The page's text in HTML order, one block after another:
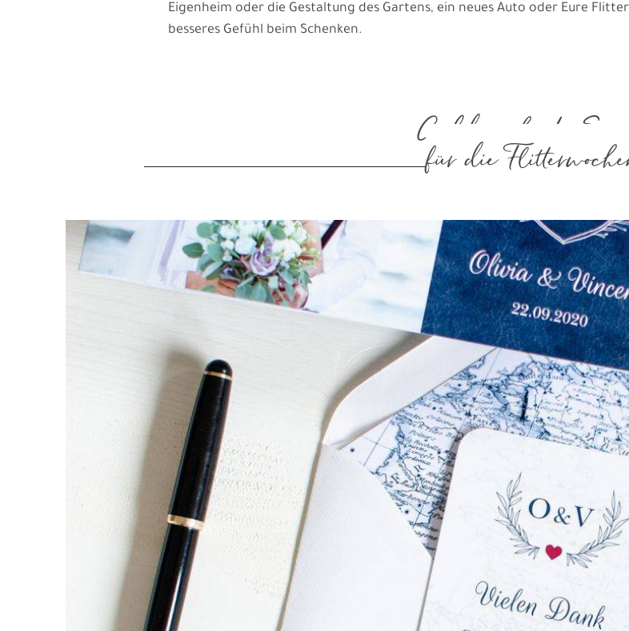
Eigenheim oder die Gestaltung des Gartens, ein neues Auto oder Eure
besseres Gefühl beim Schenken.
Geldgeschenke
für die